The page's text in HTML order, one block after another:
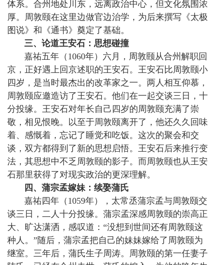
体系。合州地处川东，远离政治中心，但文化氛围浓
厚。周敦颐在这里边做官边治学，为后来撰写《太极
图说》和《通书》奠定了基础。
三、论道王安石：思想碰撞
嘉祐五年（1060年）六月，周敦颐从合州解职回
京，正好遇上回京述职的王安石。王安石比周敦颐小
四岁，是当时最杰出的改革家之一。两人相互仰慕，
周敦颐应邀造访了王安石。他们在一起交谈三日，十
分投缘。王安石对年长自己四岁的周敦颐充满了崇
敬，相见恨晚。以至于周敦颐离开了，他还久久回味
着、感慨着，忘记了睡觉和吃饭。这次的聚会和交
谈，双方都得到了新的思想启悟。王安石后来推行变
法，其思想中不乏周敦颐的影子。而周敦颐也从王安
石那里获得了对现实政治的更深理解。
四、蒲宗孟嫁妹：续娶蒲氏
嘉祐四年（1059年），太常丞蒲宗孟与周敦颐交
谈三日，二人十分投缘。蒲宗孟深感周敦颐的崇高正
大、旷达潇洒，感叹道：“没想到世间还有周敦颐这
种人。”随后，蒲宗孟把自己的妹妹嫁给了周敦颐为
继室。三年后，蒲氏生子周涛。周敦颐的第一任妻子